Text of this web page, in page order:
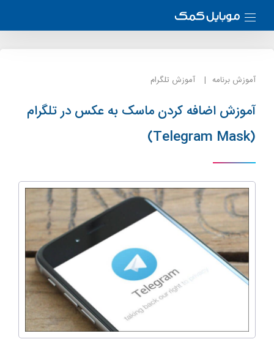
آموزش برنامه آموزش تلگرام
آموزش اضافه کردن ماسک به عکس در تلگرام
(Telegram Mask)